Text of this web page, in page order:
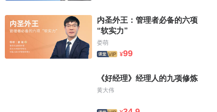
内圣外王：管理者必备的六项
“软实力”
娄萌
¥99
《好经理》经理人的九项修炼
黄大伟